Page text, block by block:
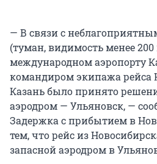
— В связи с
(туман, видимость менее
международном аэропорту
командиром экипажа рейса
Казань было принято
аэродром — Ульяновск, —
Задержка с прибытием в
тем, что рейс из
запасной аэродром в